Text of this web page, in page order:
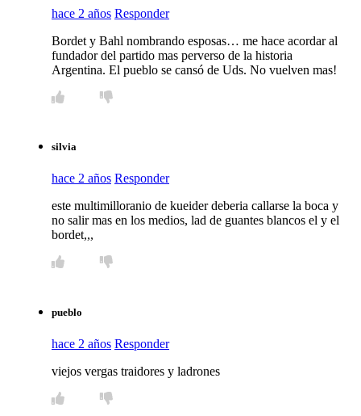
hace 2 años Responder
Bordet y Bahl nombrando esposas… me hace acordar al
fundador del partido mas perverso de la historia
Argentina. El pueblo se cansó de Uds. No vuelven mas!
silvia
hace 2 años Responder
este multimilloranio de kueider deberia callarse la boca y
no salir mas en los medios, lad de guantes blancos el y el
bordet,,,
pueblo
hace 2 años Responder
viejos vergas traidores y ladrones